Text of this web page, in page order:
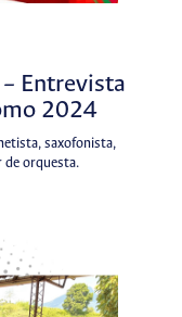
Entrevista
2024
saxofonista,
orquesta.